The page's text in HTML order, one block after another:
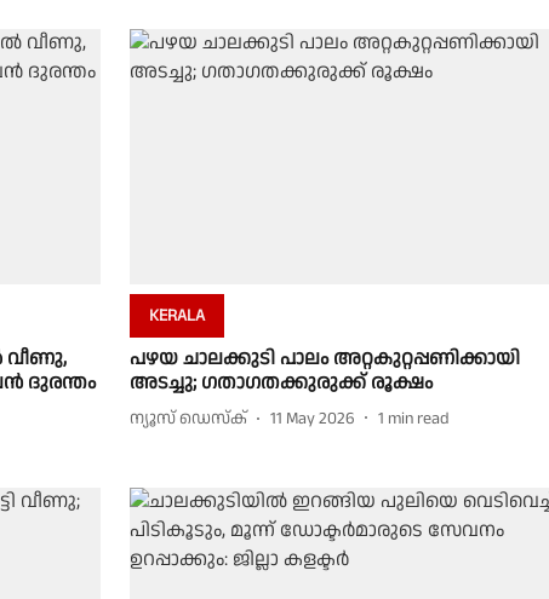
വീണു,
ദുരന്തം
KERALA
പഴയ ചാലക്കുടി പാലം അറ്റകുറ്റപ്പണിക്കായി
അടച്ചു; ഗതാഗതക്കുരുക്ക് രൂക്ഷം
ന്യൂസ് ഡെസ്ക് 11 May 2026 1 min read